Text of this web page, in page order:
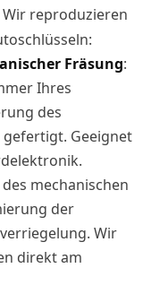
reproduzieren
Fräsung:
Ihres
des
Geeignet
mechanischen
der
Wir
direkt am